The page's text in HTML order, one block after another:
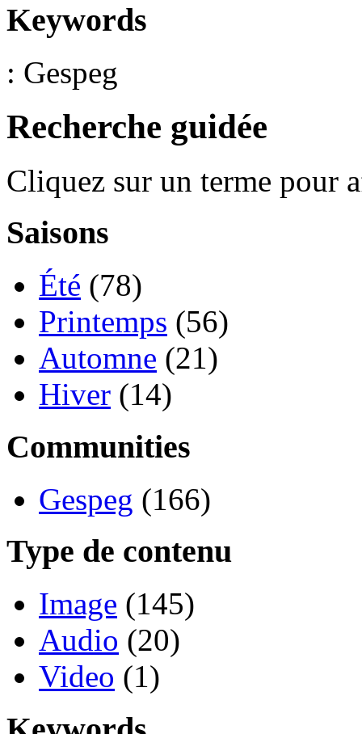
Keywords
: Gespeg
Recherche guidée
Cliquez sur un terme pour
Saisons
Été (78)
Printemps (56)
Automne (21)
Hiver (14)
Communities
Gespeg (166)
Type de contenu
Image (145)
Audio (20)
Video (1)